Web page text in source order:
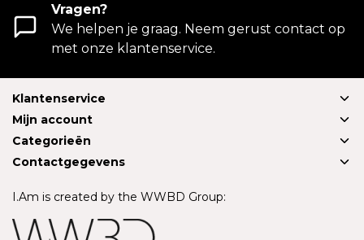
Vragen?
We helpen je graag. Neem gerust contact op
met onze klantenservice.
Klantenservice
Mijn account
Categorieën
Contactgegevens
I.Am is created by the WWBD Group: